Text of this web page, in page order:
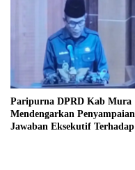
Paripurna DPRD Kab Mura
Mendengarkan Penyampaian
Jawaban Eksekutif Terhadap